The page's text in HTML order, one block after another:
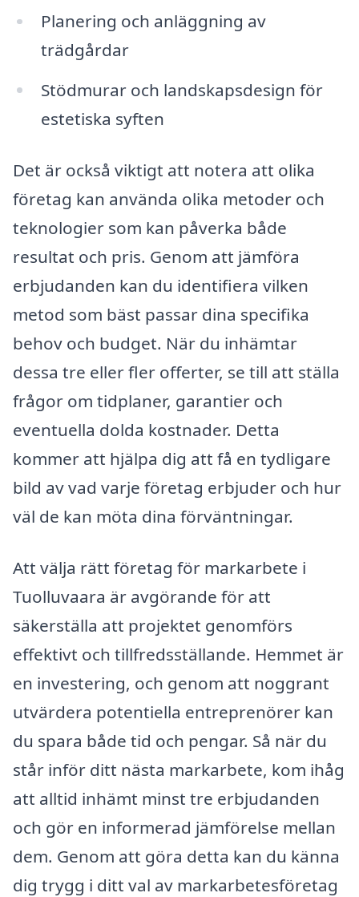
Planering och anläggning av
trädgårdar
Stödmurar och landskapsdesign för
estetiska syften
Det är också viktigt att notera att olika
företag kan använda olika metoder och
teknologier som kan påverka både
resultat och pris. Genom att jämföra
erbjudanden kan du identifiera vilken
metod som bäst passar dina specifika
behov och budget. När du inhämtar
dessa tre eller fler offerter, se till att ställa
frågor om tidplaner, garantier och
eventuella dolda kostnader. Detta
kommer att hjälpa dig att få en tydligare
bild av vad varje företag erbjuder och hur
väl de kan möta dina förväntningar.
Att välja rätt företag för markarbete i
Tuolluvaara är avgörande för att
säkerställa att projektet genomförs
effektivt och tillfredsställande. Hemmet är
en investering, och genom att noggrant
utvärdera potentiella entreprenörer kan
du spara både tid och pengar. Så när du
står inför ditt nästa markarbete, kom ihåg
att alltid inhämt minst tre erbjudanden
och gör en informerad jämförelse mellan
dem. Genom att göra detta kan du känna
dig trygg i ditt val av markarbetesföretag